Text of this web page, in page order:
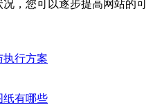
，您可以逐步提高网站的可
执行方案
纸有哪些